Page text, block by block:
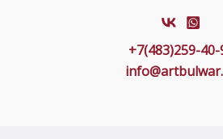
+7(483)259-40-